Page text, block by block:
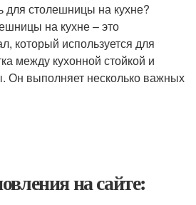
для столешницы на кухне?
на кухне – это
который используется для
между кухонной стойкой и
Он выполняет несколько важных
на сайте: